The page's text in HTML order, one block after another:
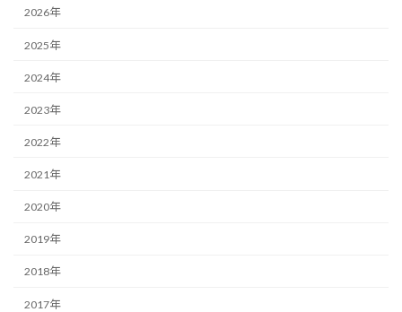
2026年
2025年
2024年
2023年
2022年
2021年
2020年
2019年
2018年
2017年